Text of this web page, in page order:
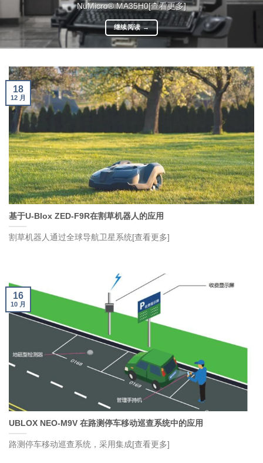
NuMicro® MA35H0[查看更多]
继续阅读→
基于U-Blox ZED-F9R在割草机器人的应用
割草机器人通过全球导航卫星系统[查看更多]
18
12 月
UBLOX NEO-M9V 在路测停车移动巡查系统中的应用
路测停车移动巡查系统，采用集成[查看更多]
16
10 月